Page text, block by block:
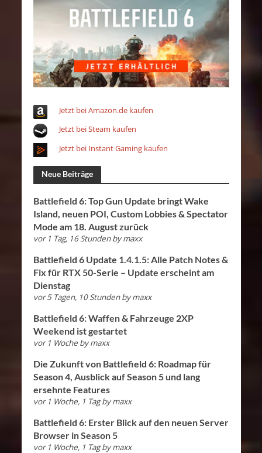
Jetzt bei Amazon.de kaufen
Jetzt bei Steam kaufen
Jetzt bei Instant Gaming kaufen
Neue Beiträge
Battlefield 6: Top Gun Update bringt Wake
Island, neuen POI, Custom Lobbies & Spectator
Mode am 18. August zurück
vor 1 Tag, 16 Stunden bymaxx
Battlefield 6 Update 1.4.1.5: Alle Patch Notes &
Fix für RTX 50-Serie – Update erscheint am
Dienstag
vor 5 Tagen, 10 Stunden bymaxx
Battlefield 6: Waffen & Fahrzeuge 2XP
Weekend ist gestartet
vor 1 Woche bymaxx
Die Zukunft von Battlefield 6: Roadmap für
Season 4, Ausblick auf Season 5 und lang
ersehnte Features
vor 1 Woche, 1 Tag bymaxx
Battlefield 6: Erster Blick auf den neuen Server
Browser in Season 5
vor 1 Woche, 1 Tag bymaxx